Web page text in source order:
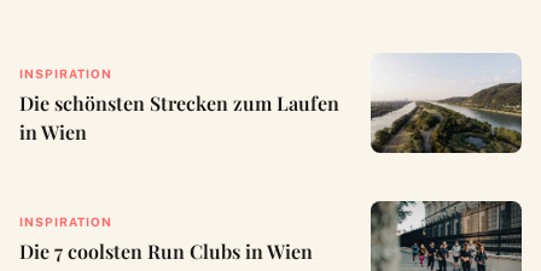
INSPIRATION
Die schönsten Strecken zum Laufen
in Wien
INSPIRATION
Die 7 coolsten Run Clubs in Wien